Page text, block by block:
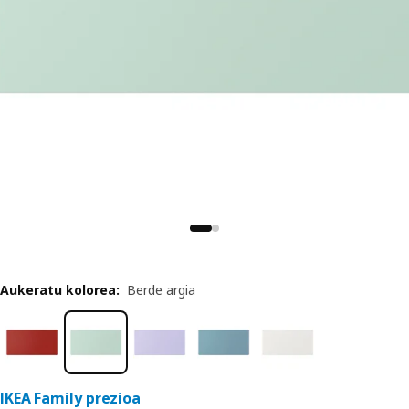
IKEA Family prezioa
Aukeratu kolorea: Berde argia